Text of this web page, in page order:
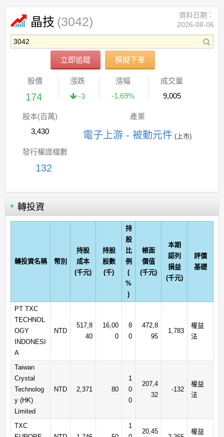
晶技 (3042)
立即追蹤 模擬下單
資料日期：
2026-08-06
股價
174
漲跌
-3
漲幅
-1.69%
成交量
9,005
股本(百萬)
3,430
產業
電子上游 - 被動元件 (上市)
發行權證檔數
132
轉投資
轉投資名稱 幣別
持股
成本
(千元)
持股
股數
(千)
持
股
比
例
(
%
)
帳面
價值
(千元)
本期
認列
損益
(千元)
評價
基礎
PT TXC
TECHNOL
OGY
INDONESI
A
NTD
517,8
40
16,00
0
8
0
472,8
95
1,783
權益
法
Taiwan
Crystal
Technolog
y (HK)
Limited
NTD 2,371 80
1
0
0
207,4
32
-132
權益
法
TXC
1
20,45 權益